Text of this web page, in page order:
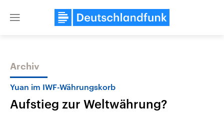
Close
Themen
Archiv
Yuan im IWF-Währungskorb
Aufstieg zur Weltwährung?